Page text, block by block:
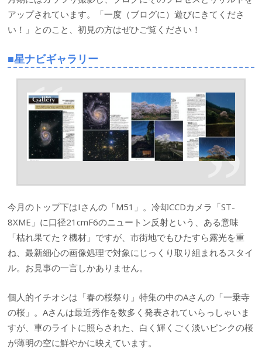
アップされています。「一度（ブログに）遊びにきてくださ
い！」とのこと、初見の方はぜひご覧ください！
■星ナビギャラリー
今月のトップ下はIさんの「M51」。冷却CCDカメラ「ST-
8XME」に口径21cmF6のニュートン反射という、ある意味
「枯れ果てた？機材」ですが、市街地でもひたすら露光を重
ね、最新細心の画像処理で対象にじっくり取り組まれるスタイ
ル。お見事の一言しかありません。
個人的イチオシは「春の桜祭り」特集の中のAさんの「一乗寺
の桜」。Aさんは最近秀作を数多く発表されていらっしゃいま
すが、車のライトに照らされた、白く輝くごく淡いピンクの桜
が薄明の空に鮮やかに映えています。